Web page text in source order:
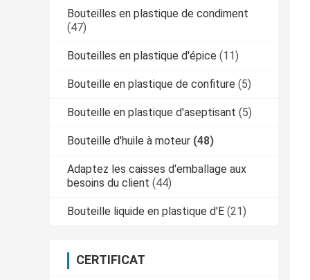
Bouteilles en plastique de condiment
(47)
Bouteilles en plastique d'épice (11)
Bouteille en plastique de confiture (5)
Bouteille en plastique d'aseptisant (5)
Bouteille d'huile à moteur (48)
Adaptez les caisses d'emballage aux
besoins du client (44)
Bouteille liquide en plastique d'E (21)
CERTIFICAT